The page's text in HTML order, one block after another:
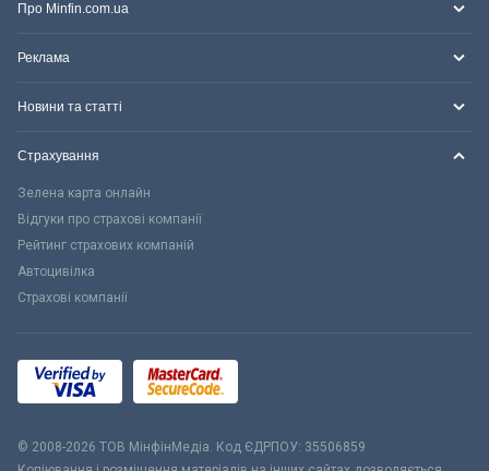
Про Minfin.com.ua
Реклама
Новини та статті
Страхування
Зелена карта онлайн
Відгуки про страхові компанії
Рейтинг страхових компаній
Автоцивілка
Страхові компанії
© 2008-2026 ТОВ МiнфiнМедiа. Код ЄДРПОУ: 35506859